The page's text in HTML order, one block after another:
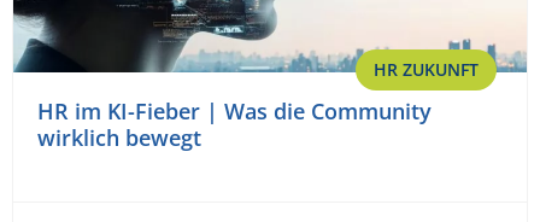
HR ZUKUNFT
HR im KI-Fieber | Was die Community
wirklich bewegt